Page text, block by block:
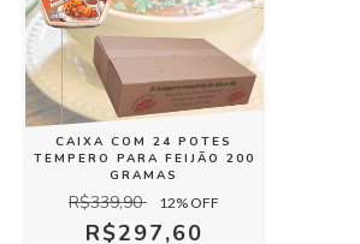
CAIXA COM 24 POTES
TEMPERO PARA FEIJÃO 200
GRAMAS
R$339,90 12% OFF
R$297,60